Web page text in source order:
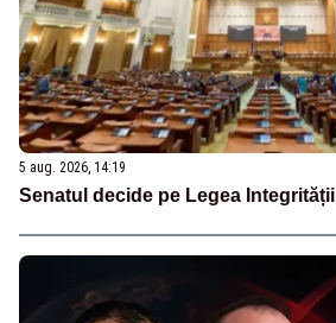
5 aug. 2026, 14:19
Senatul decide pe Legea Integrității